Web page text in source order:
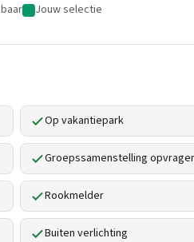
Jouw selectie
Op vakantiepark
Groepssamenstelling
Rookmelder
Buiten verlichting